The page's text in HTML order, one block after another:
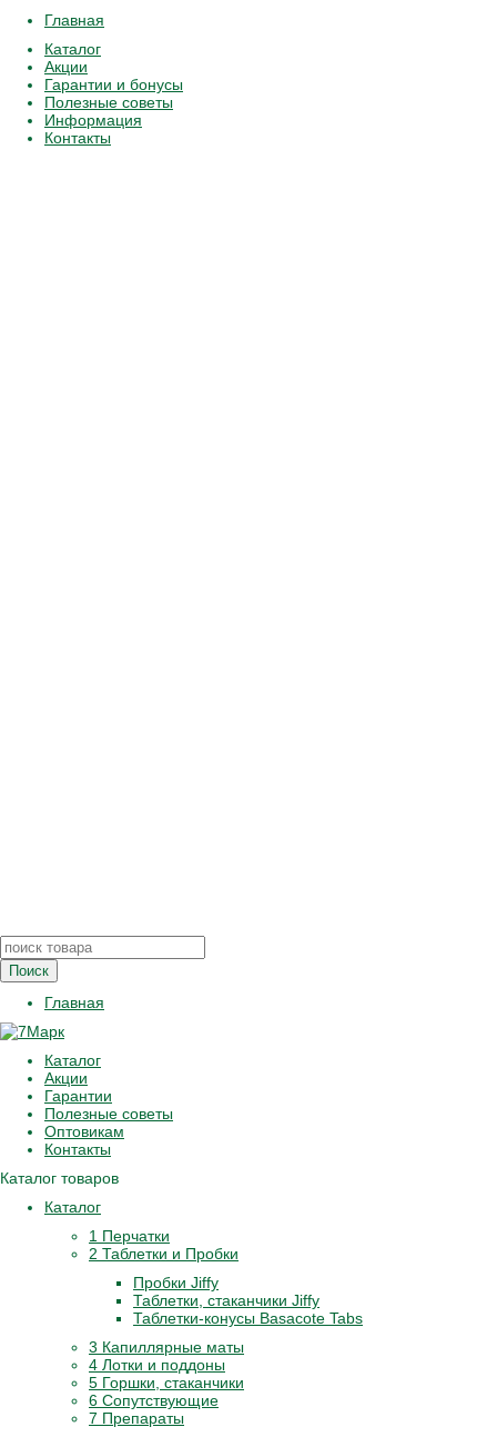
Главная
Каталог
Акции
Гарантии и бонусы
Полезные советы
Информация
Контакты
Главная
Каталог
Акции
Гарантии
Полезные советы
Оптовикам
Контакты
Каталог товаров
Каталог
1 Перчатки
2 Таблетки и Пробки
Пробки Jiffy
Таблетки, стаканчики Jiffy
Таблетки-конусы Basacote Tabs
3 Капиллярные маты
4 Лотки и поддоны
5 Горшки, стаканчики
6 Сопутствующие
7 Препараты